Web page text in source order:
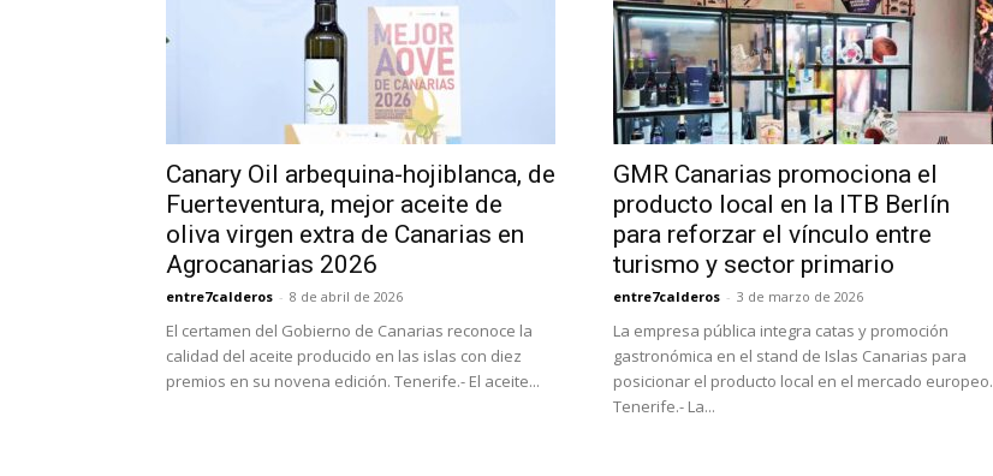
Canary Oil arbequina-hojiblanca, de
Fuerteventura, mejor aceite de
oliva virgen extra de Canarias en
Agrocanarias 2026
entre7calderos - 8 de abril de 2026
El certamen del Gobierno de Canarias reconoce la
calidad del aceite producido en las islas con diez
premios en su novena edición. Tenerife.- El aceite...
GMR Canarias promociona el
producto local en la ITB Berlín
para reforzar el vínculo entre
turismo y sector primario
entre7calderos - 3 de marzo de 2026
La empresa pública integra catas y promoción
gastronómica en el stand de Islas Canarias para
posicionar el producto local en el mercado europeo.
Tenerife.- La...